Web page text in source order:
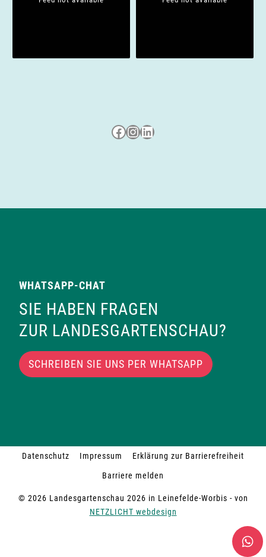
Besuche uns auf Facebook
Besuche uns auf Instagram
LinkedIn
WHATSAPP-CHAT
SIE HABEN FRAGEN
ZUR LANDESGARTENSCHAU?
SCHREIBEN SIE UNS PER WHATSAPP
© 2026 Landesgartenschau 2026 in Leinefelde-Worbis - von
NETZLICHT webdesign
Datenschutz Impressum
Erklärung zur Barrierefreiheit
Barriere melden